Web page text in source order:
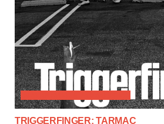
TRIGGERFINGER: TARMAC